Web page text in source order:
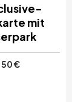
mit
50 €